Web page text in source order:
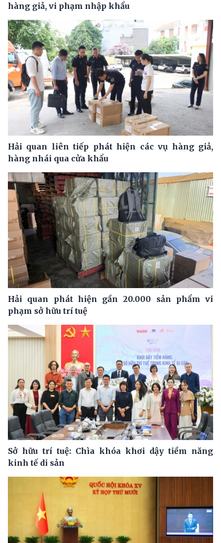
hàng giả, vi phạm nhập khẩu
Hải quan liên tiếp phát hiện các vụ hàng giả,
hàng nhái qua cửa khẩu
Hải quan phát hiện gần 20.000 sản phẩm vi
phạm sở hữu trí tuệ
Sở hữu trí tuệ: Chìa khóa khơi dậy tiềm năng
kinh tế di sản